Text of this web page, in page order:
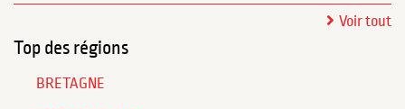
Voir tout
Top des régions
BRETAGNE